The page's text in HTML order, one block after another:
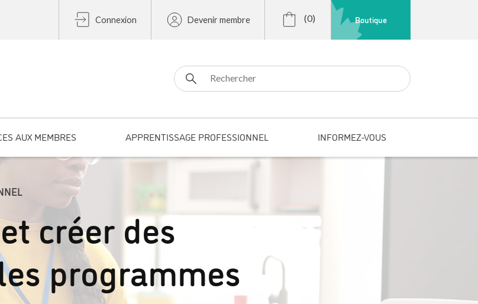
Connexion Devenir membre (0) Boutique
Search for:
AUX MEMBRES APPRENTISSAGE PROFESSIONNEL INFORMEZ-VOUS
créer des
programmes